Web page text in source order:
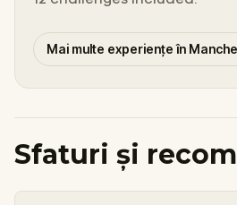
Mai multe experiențe în
Sfaturi și